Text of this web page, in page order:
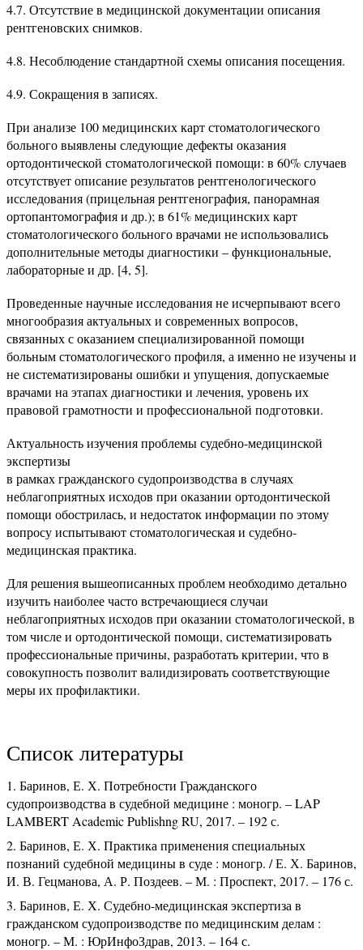
4.7. Отсутствие в медицинской документации описания
рентгеновских снимков.
4.8. Несоблюдение стандартной схемы описания посещения.
4.9. Сокращения в записях.
При анализе 100 медицинских карт стоматологического
больного выявлены следующие дефекты оказания
ортодонтической стоматологической помощи: в 60% случаев
отсутствует описание результатов рентгенологического
исследования (прицельная рентгенография, панорамная
ортопантомография и др.); в 61% медицинских карт
стоматологического больного врачами не использовались
дополнительные методы диагностики – функциональные,
лабораторные и др. [4, 5].
Проведенные научные исследования не исчерпывают всего
многообразия актуальных и современных вопросов,
связанных с оказанием специализированной помощи
больным стоматологического профиля, а именно не изучены и
не систематизированы ошибки и упущения, допускаемые
врачами на этапах диагностики и лечения, уровень их
правовой грамотности и профессиональной подготовки.
Актуальность изучения проблемы судебно-медицинской
экспертизы
в рамках гражданского судопроизводства в случаях
неблагоприятных исходов при оказании ортодонтической
помощи обострилась, и недостаток информации по этому
вопросу испытывают стоматологическая и судебно-
медицинская практика.
Для решения вышеописанных проблем необходимо детально
изучить наиболее часто встречающиеся случаи
неблагоприятных исходов при оказании стоматологической, в
том числе и ортодонтической помощи, систематизировать
профессиональные причины, разработать критерии, что в
совокупность позволит валидизировать соответствующие
меры их профилактики.
Список литературы
Баринов, Е. Х. Потребности Гражданского
судопроизводства в судебной медицине : моногр. – LAP
LAMBERT Academic Publishng RU, 2017. – 192 с.
Баринов, Е. Х. Практика применения специальных
познаний судебной медицины в суде : моногр. / Е. Х. Баринов,
И. В. Гецманова, А. Р. Поздеев. – М. : Проспект, 2017. – 176 с.
Баринов, Е. Х. Судебно-медицинская экспертиза в
гражданском судопроизводстве по медицинским делам :
моногр. – М. : ЮрИнфоЗдрав, 2013. – 164 с.